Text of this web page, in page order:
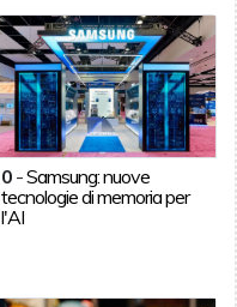
0 -Samsung: nuove
tecnologie di memoria per
l'AI